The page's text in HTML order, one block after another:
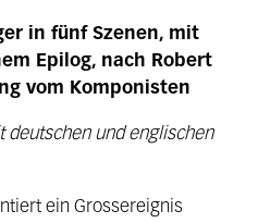
in fünf Szenen, mit
Epilog, nach Robert
vom Komponisten
deutschen und englischen
ein Grossereignis